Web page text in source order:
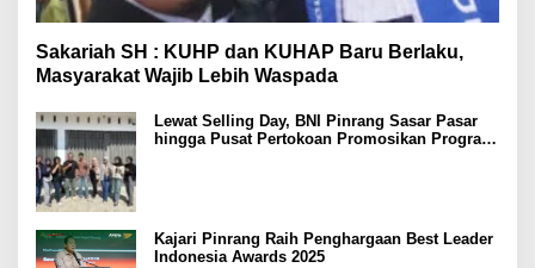
Sakariah SH : KUHP dan KUHAP Baru Berlaku,
Masyarakat Wajib Lebih Waspada
Lewat Selling Day, BNI Pinrang Sasar Pasar
hingga Pusat Pertokoan Promosikan Program
Kajari Pinrang Raih Penghargaan Best Leader
Indonesia Awards 2025